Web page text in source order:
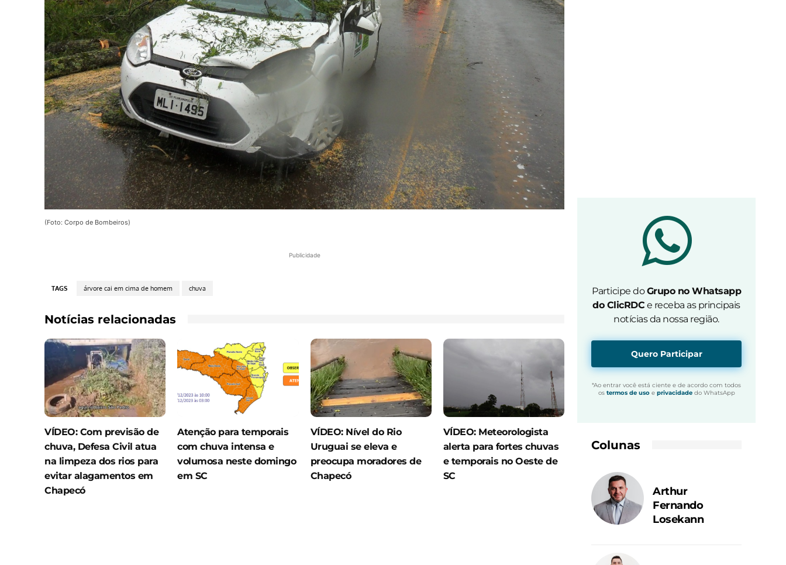
(Foto: Corpo de Bombeiros)
Publicidade
TAGS árvore cai em cima de homem chuva
Notícias relacionadas
VÍDEO: Com previsão de
chuva, Defesa Civil atua
na limpeza dos rios para
evitar alagamentos em
Chapecó
Atenção para temporais
com chuva intensa e
volumosa neste domingo
em SC
VÍDEO: Nível do Rio
Uruguai se eleva e
preocupa moradores de
Chapecó
VÍDEO: Meteorologista
alerta para fortes chuvas
e temporais no Oeste de
SC
Participe doGrupo no Whatsapp
do ClicRDC e receba as principais
notícias da nossa região.
Quero Participar
*Ao entrar você está ciente e de acordo com todos
os termos de usoe privacidadedo WhatsApp
Colunas
Arthur
Fernando
Losekann